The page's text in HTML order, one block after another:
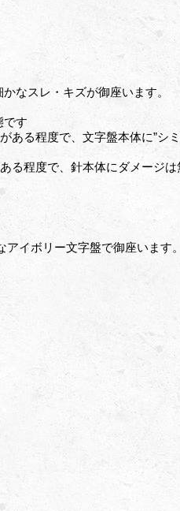
なスレ・キズが御座います。
です
ある程度で、文字盤本体に”シ
る程度で、針本体にダメージ
イボリー文字盤で御座います。